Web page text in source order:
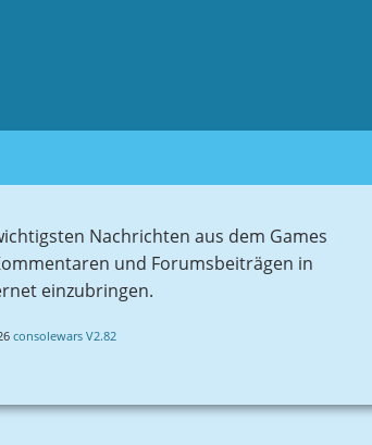
Nachrichten aus dem Games
und Forumsbeiträgen in
einzubringen.
consolewars V2.82